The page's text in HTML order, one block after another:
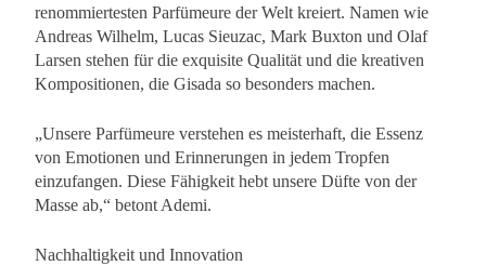
renommiertesten Parfümeure der Welt kreiert. Namen wie
Andreas Wilhelm, Lucas Sieuzac, Mark Buxton und Olaf
Larsen stehen für die exquisite Qualität und die kreativen
Kompositionen, die Gisada so besonders machen.
„Unsere Parfümeure verstehen es meisterhaft, die Essenz
von Emotionen und Erinnerungen in jedem Tropfen
einzufangen. Diese Fähigkeit hebt unsere Düfte von der
Masse ab,“ betont Ademi.
Nachhaltigkeit und Innovation